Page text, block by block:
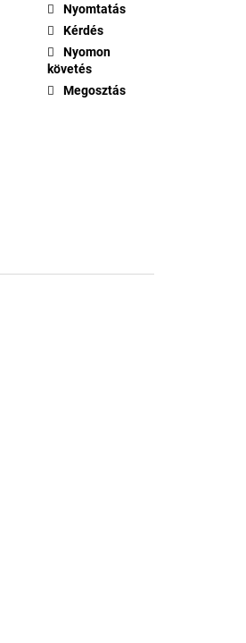
Nyomtatás
Kérdés
Nyomon
követés
Megosztás